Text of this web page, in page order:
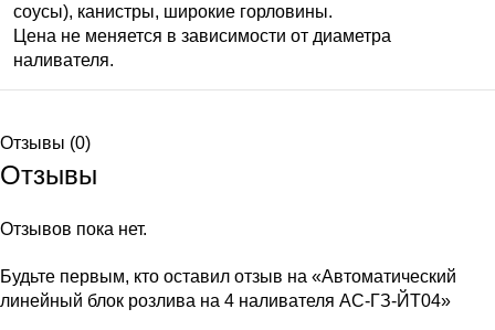
соусы), канистры, широкие горловины.
Цена не меняется в зависимости от диаметра
наливателя.
Отзывы (0)
Отзывы
Отзывов пока нет.
Будьте первым, кто оставил отзыв на «Автоматический
линейный блок розлива на 4 наливателя АС-ГЗ-ЙТ04»